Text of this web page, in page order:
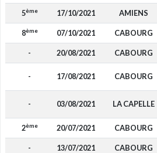
5ème 17/10/2021 AMIENS
8ème 07/10/2021 CABOURG
- 20/08/2021 CABOURG
- 17/08/2021 CABOURG
- 03/08/2021 LA CAPELLE
2ème 20/07/2021 CABOURG
- 13/07/2021 CABOURG